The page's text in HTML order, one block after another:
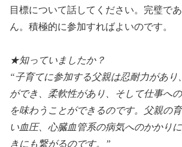
目標について話してください。完璧で
ん。積極的に参加すればよいのです。
★知っていましたか？
“子育てに参加する父親は忍耐力があり
ができ、柔軟性があり、そして仕事へ
を味わうことができるのです。父親の
い血圧、心臓血管系の病気へのかかり
きにも繋がるのです。”